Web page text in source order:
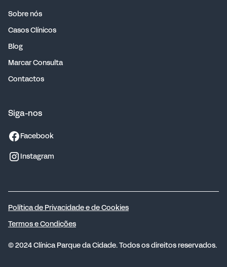
Sobre nós
Casos Clínicos
Blog
Marcar Consulta
Contactos
Siga-nos
Facebook
Instagram
© 2024 Clínica Parque da Cidade. Todos os direitos reservados.
Política de Privacidade e de Cookies
Termos e Condições